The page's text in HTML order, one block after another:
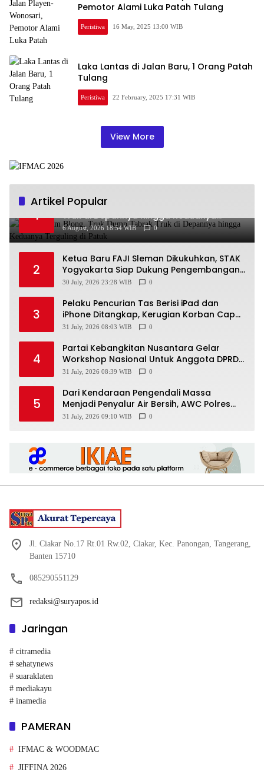
Pemotor Alami Luka Patah Tulang
Peristiwa 16 May, 2025 13:00 WIB
Laka Lantas di Jalan Baru, 1 Orang Patah
Tulang
Peristiwa 22 February, 2025 17:31 WIB
View More
Artikel Popular
1
Diduga Rem Blong, Truk Dump Tabrak
Truk di Depannya hingga Keduanya
Terguling di Patuk
6 August, 2026 18:54 WIB 0
2
Ketua Baru FAJI Sleman Dikukuhkan, STAK
Yogyakarta Siap Dukung Pengembangan
Arung Jeram DIY
30 July, 2026 23:28 WIB 0
3
Pelaku Pencurian Tas Berisi iPad dan
iPhone Ditangkap, Kerugian Korban Capai
Rp25 Juta
31 July, 2026 08:03 WIB 0
4
Partai Kebangkitan Nusantara Gelar
Workshop Nasional Untuk Anggota DPRD
Kabupaten/Kota di Yogyakarta
31 July, 2026 08:39 WIB 0
5
Dari Kendaraan Pengendali Massa
Menjadi Penyalur Air Bersih, AWC Polres
Gunungkidul Bantu Warga Kekeringan
31 July, 2026 09:10 WIB 0
Jl. Ciakar No.17 Rt.01 Rw.02, Ciakar, Kec. Panongan, Tangerang,
Banten 15710
085290551129
redaksi@suryapos.id
Jaringan
# citramedia
# sehatynews
# suaraklaten
# mediakayu
# inamedia
PAMERAN
IFMAC & WOODMAC
JIFFINA 2026